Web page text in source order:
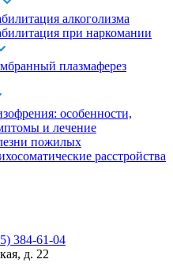
алкоголизма
при наркомании
плазмаферез
особенности,
и лечение
пожилых
расстройства
384-61-04
, д. 22